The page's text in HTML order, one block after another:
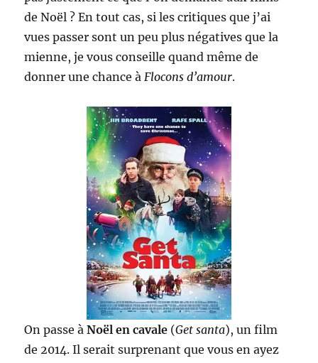
de Noël ? En tout cas, si les critiques que j’ai
vues passer sont un peu plus négatives que la
mienne, je vous conseille quand même de
donner une chance àFlocons d’amour.
On passe àNoël en cavale (Get santa), un film
de 2014. Il serait surprenant que vous en ayez